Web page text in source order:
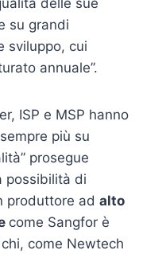
su grandi
sviluppo, cui
annuale”.
ISP e MSP hanno
più su
prosegue
possibilità di
produttore ad alto
come Sangfor è
come Newtech